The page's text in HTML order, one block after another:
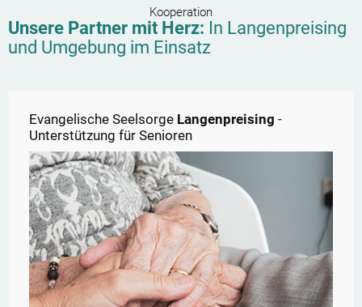
Kooperation
Unsere Partner mit Herz: In Langenpreising
und Umgebung im Einsatz
Evangelische Seelsorge Langenpreising -
Unterstützung für Senioren